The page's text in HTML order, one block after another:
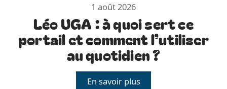
1 août 2026
Léo UGA : à quoi sert ce
portail et comment l’utiliser
au quotidien ?
En savoir plus